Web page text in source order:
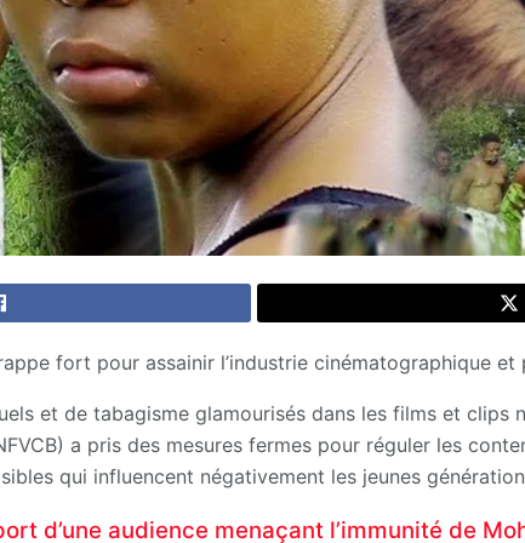
fort pour assainir l’industrie cinématographique et
et de tabagisme glamourisés dans les films et clips
a pris des mesures fermes pour réguler les
qui influencent négativement les jeunes
d’une audience menaçant l’immunité de